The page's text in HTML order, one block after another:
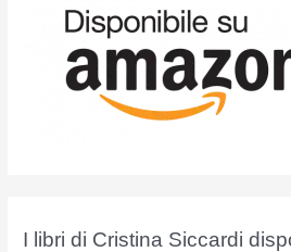
I libri di Cristina Siccardi